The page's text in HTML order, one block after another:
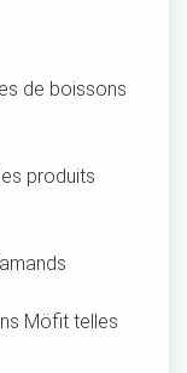
de boissons
produits
Möfit telles